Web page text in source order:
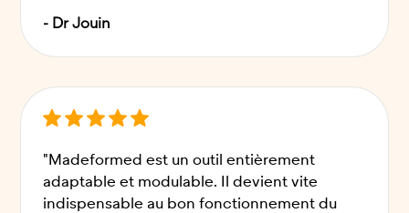
- Dr Jouin
"Madeformed est un outil entièrement
adaptable et modulable. Il devient vite
indispensable au bon fonctionnement du